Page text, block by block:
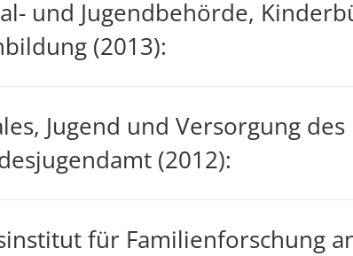
und Jugendbehörde,
(2013):
Jugend und Versorgung des
(2012):
für Familienforschung